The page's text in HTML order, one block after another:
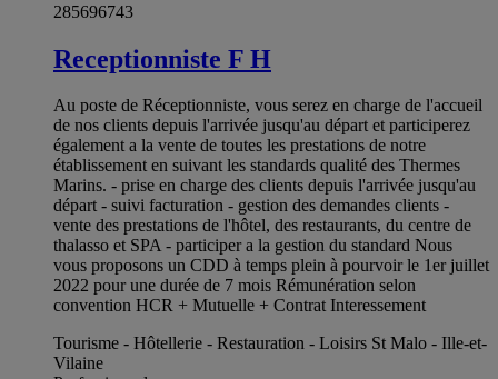
285696743
Receptionniste F H
Au poste de Réceptionniste, vous serez en charge de l'accueil
de nos clients depuis l'arrivée jusqu'au départ et participerez
également a la vente de toutes les prestations de notre
établissement en suivant les standards qualité des Thermes
Marins. - prise en charge des clients depuis l'arrivée jusqu'au
départ - suivi facturation - gestion des demandes clients -
vente des prestations de l'hôtel, des restaurants, du centre de
thalasso et SPA - participer a la gestion du standard Nous
vous proposons un CDD à temps plein à pourvoir le 1er juillet
2022 pour une durée de 7 mois Rémunération selon
convention HCR + Mutuelle + Contrat Interessement
Tourisme - Hôtellerie - Restauration - Loisirs St Malo - Ille-et-
Vilaine